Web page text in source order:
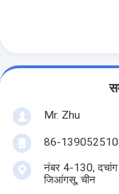
Mr. Zhu
86-
नंबर 4-130, दचांग
जिआंगसू, चीन